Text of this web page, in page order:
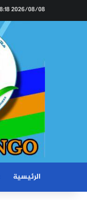
2026/08/08 8:18 صباحًا
الرئيسية